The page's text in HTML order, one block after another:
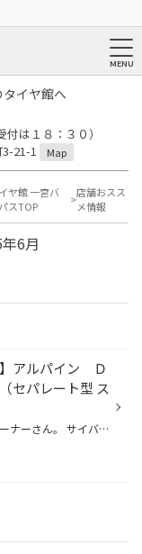
イヤ館へ
は１８：３０）
21-1
Map
ヤ館 一宮バ
スTOP
店舗おスス
メ情報
6月
】アルパイン Ｄ
セパレート型 ス
「ゆず」の大好きなオーナーさん。 サイバーナビにサブウーハーまで取り付けられていましたが、どうしてもヴォーカルの声がコモって聞こえるので何とかしたいということで、今回はスピーカを交換することに！ 今回のチョイスは、２０１４年のみんカラパーツオブイヤー２０１４のカーオーディオ, ビ...